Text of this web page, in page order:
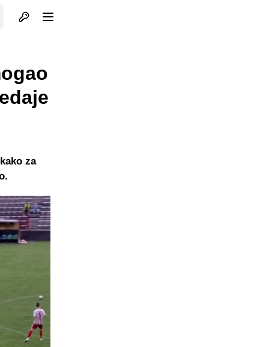
Otvori profil
za